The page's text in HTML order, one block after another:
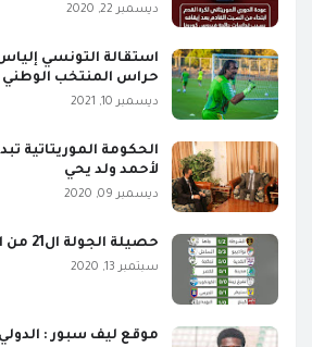
ديسمبر 22, 2020
استقالة التونسي
حراس المنتخب الوطني
ديسمبر 10, 2021
الحكومة الموريتاتية
لأحمد ولد يحي
ديسمبر 09, 2020
حصيلة الجولة ال21 من الدوري الموريتاني
سبتمبر 13, 2020
موقع ليف سبور : الدولي